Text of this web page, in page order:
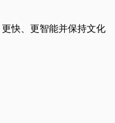
快、更智能并保持文化